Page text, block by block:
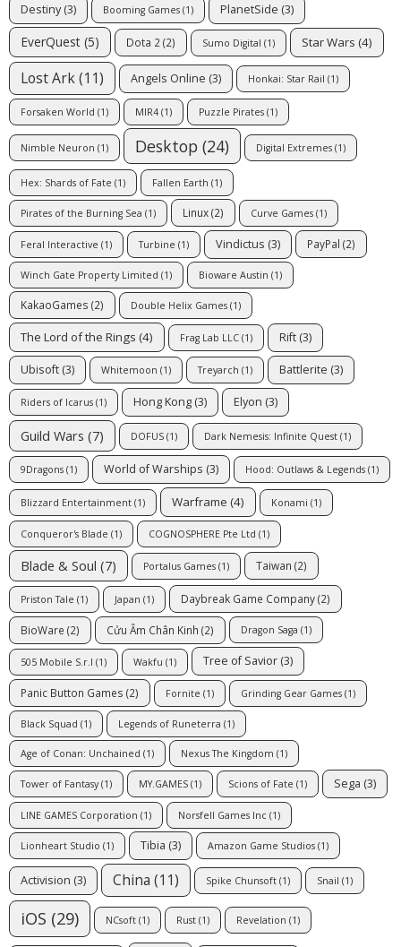
Destiny(3) Booming Games (1) PlanetSide (3)
EverQuest (5) Dota 2(2) Sumo Digital (1) Star Wars (4)
Lost Ark(11) Angels Online (3) Honkai: Star Rail (1)
Forsaken World (1) MIR4 (1) Puzzle Pirates (1)
Nimble Neuron (1) Desktop (24) Digital Extremes (1)
Hex: Shards of Fate (1) Fallen Earth (1)
Pirates of the Burning Sea (1) Linux(2) Curve Games (1)
Feral Interactive (1) Turbine (1) Vindictus (3) PayPal (2)
Winch Gate Property Limited (1) Bioware Austin (1)
KakaoGames (2) Double Helix Games (1)
The Lord of the Rings (4) Frag Lab LLC (1) Rift (3)
Ubisoft (3) Whitemoon (1) Treyarch (1) Battlerite (3)
Riders of Icarus (1) Hong Kong (3) Elyon (3)
Guild Wars (7) DOFUS (1) Dark Nemesis: Infinite Quest (1)
9Dragons (1) World of Warships (3) Hood: Outlaws & Legends (1)
Blizzard Entertainment (1) Warframe (4) Konami (1)
Conqueror's Blade (1) COGNOSPHERE Pte Ltd (1)
Blade & Soul (7) Portalus Games (1) Taiwan (2)
Priston Tale (1) Japan (1) Daybreak Game Company(2)
BioWare (2) Cửu Âm Chân Kinh (2) Dragon Saga (1)
505 Mobile S.r.l (1) Wakfu (1) Tree of Savior (3)
Panic Button Games (2) Fornite (1) Grinding Gear Games (1)
Black Squad (1) Legends of Runeterra (1)
Age of Conan: Unchained (1) Nexus The Kingdom (1)
Tower of Fantasy(1) MY.GAMES (1) Scions of Fate (1) Sega (3)
LINE GAMES Corporation (1) Norsfell Games Inc (1)
Lionheart Studio (1) Tibia (3) Amazon Game Studios (1)
Activision (3) China (11) Spike Chunsoft (1) Snail (1)
iOS (29) NCsoft (1) Rust (1) Revelation (1)